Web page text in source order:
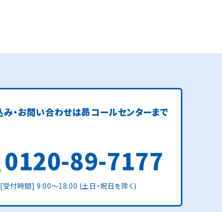
み・お問い合わせは昴コールセンターまで
0120-89-7177
[受付時間] 9:00〜18:00 (土日・祝日を除く)